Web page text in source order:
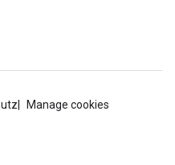
Manage cookies